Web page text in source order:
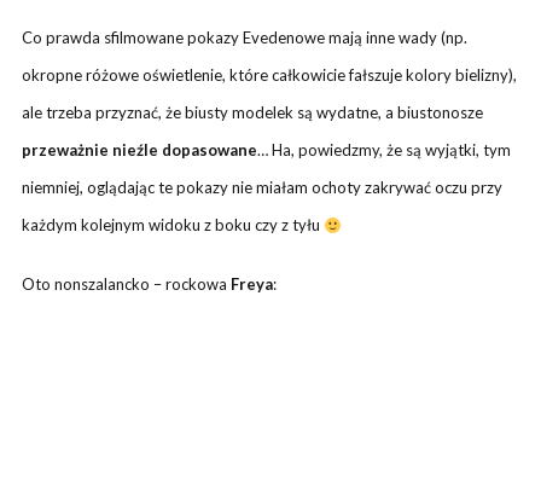
Co prawda sfilmowane pokazy Evedenowe mają inne wady (np.
okropne różowe oświetlenie, które całkowicie fałszuje kolory bielizny),
ale trzeba przyznać, że biusty modelek są wydatne, a biustonosze
przeważnie nieźle dopasowane… Ha, powiedzmy, że są wyjątki, tym
niemniej, oglądając te pokazy nie miałam ochoty zakrywać oczu przy
każdym kolejnym widoku z boku czy z tyłu
Oto nonszalancko – rockowa Freya: